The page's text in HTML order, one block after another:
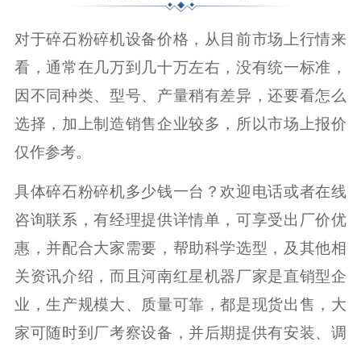
对于碎石粉碎机设备价格，从目前市场上行情来
看，通常在几万到几十万左右，没有统一标准，
因不同种类、型号、产量稍有差异，还要看怎么
选择，加上制造销售企业较多，所以市场上报价
仅作参考。
具体碎石粉碎机多少钱一台？欢迎电话或者在线
咨询联系，有经理提供详情单，可享受出厂价优
惠，并配合大家需要，帮助科学选型，及其他相
关资讯介绍，而且河南红星机器厂家是直销型企
业，生产规模大、质量可靠，都是现货出售，大
家可随时到厂考察设备，并后期提供有安装、调